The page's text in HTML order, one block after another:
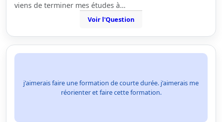
viens de terminer mes études à…
Voir l'Question
j'aimerais faire une formation de courte durée. j'aimerais me
réorienter et faire cette formation.